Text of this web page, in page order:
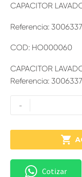
CAPACITOR
Referencia: 3006337
COD: HO000060
CAPACITOR
Referencia: 3006337
-

Cotizar